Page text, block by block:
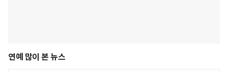
연예 많이 본 뉴스